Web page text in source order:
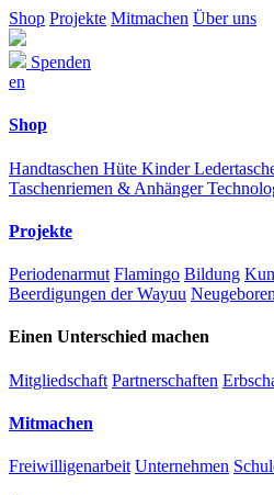
Shop Projekte Mitmachen Über uns
Spenden
en
Shop
Handtaschen Hüte Kinder
Taschenriemen & Anhänger
Projekte
Periodenarmut Flamingo Bildung
Beerdigungen der Wayuu
Einen Unterschied machen
Mitgliedschaft Partnerschaften
Mitmachen
Freiwilligenarbeit Unternehmen